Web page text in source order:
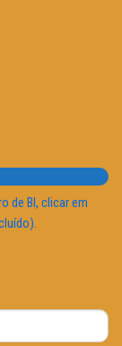
de BI, clicar em